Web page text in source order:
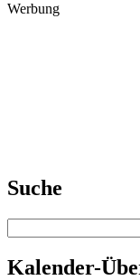
Werbung
Suche
Kalender-